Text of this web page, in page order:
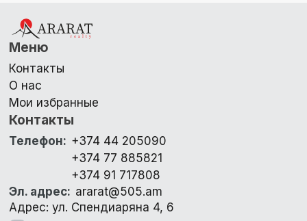
Меню
Контакты
О нас
Мои избранные
Контакты
Телефон: +374 44 205090
+374 77 885821
+374 91 717808
Эл. адрес: ararat@505.am
Адрес: ул. Спендиаряна 4, 6